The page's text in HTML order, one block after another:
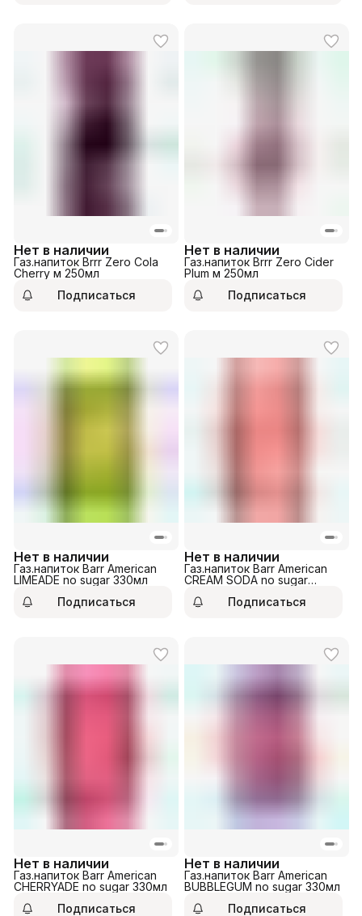
Нет в наличии
Газ.напиток Brrr Zero Cola
Cherry м 250мл
Подписаться
Нет в наличии
Газ.напиток Brrr Zero Cider
Plum м 250мл
Подписаться
Нет в наличии
Газ.напиток Barr American
LIMEADE no sugar 330мл
Подписаться
Нет в наличии
Газ.напиток Barr American
CREAM SODA no sugar
Подписаться
Нет в наличии
Газ.напиток Barr American
CHERRYADE no sugar 330мл
Подписаться
Нет в наличии
Газ.напиток Barr American
BUBBLEGUM no sugar 330мл
Подписаться